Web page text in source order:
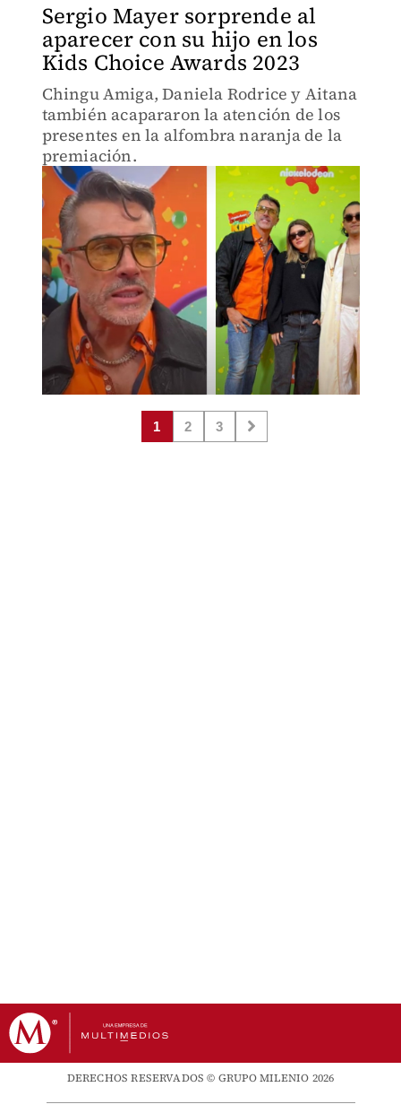
Sergio Mayer sorprende al
aparecer con su hijo en los
Kids Choice Awards 2023
Chingu Amiga, Daniela Rodrice y Aitana
también acapararon la atención de los
presentes en la alfombra naranja de la
premiación.
1 2 3
DERECHOS RESERVADOS © GRUPO MILENIO 2026